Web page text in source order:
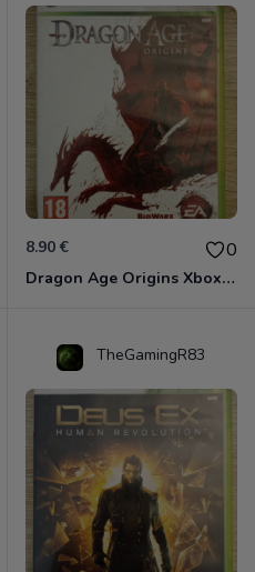
8.90 € 0
Dragon Age Origins Xbox 360
TheGamingR83